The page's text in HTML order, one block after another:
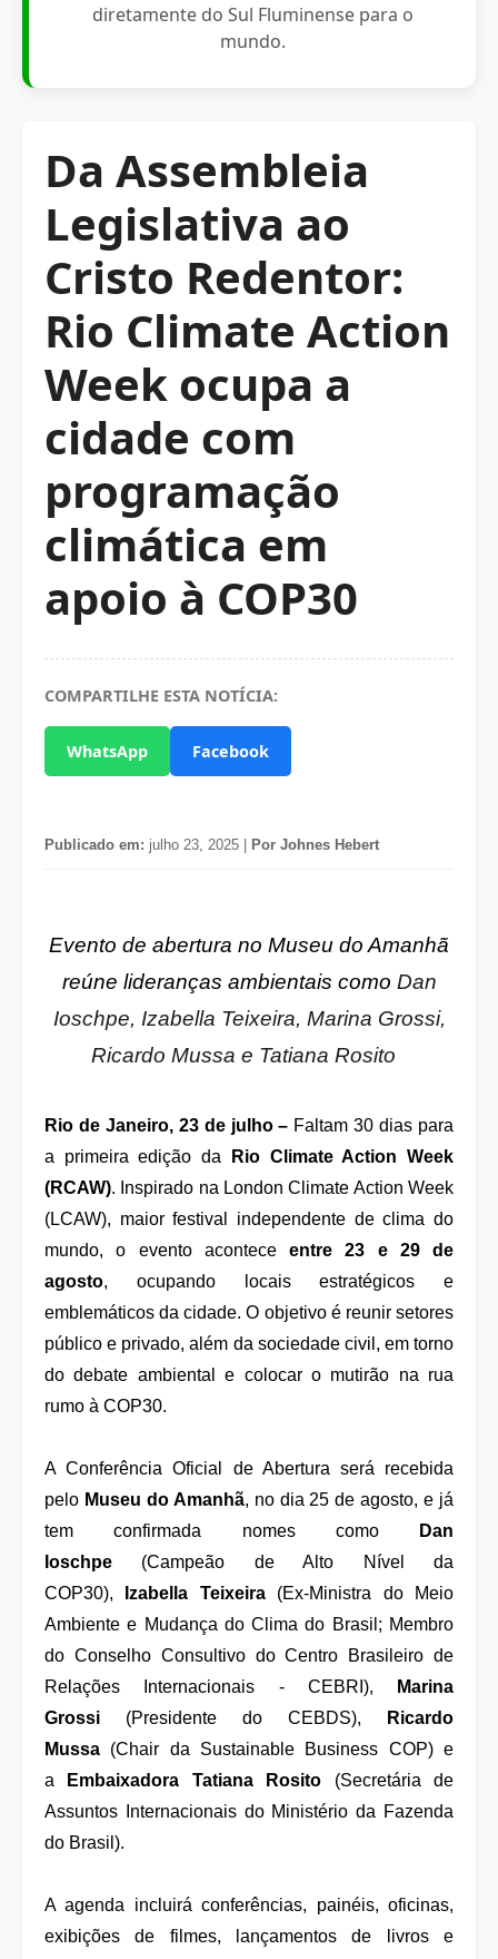
diretamente do Sul Fluminense para o
mundo.
Da Assembleia
Legislativa ao
Cristo Redentor:
Rio Climate Action
Week ocupa a
cidade com
programação
climática em
apoio à COP30
COMPARTILHE ESTA NOTÍCIA:
WhatsApp Facebook
Publicado em: julho 23, 2025 | Por Johnes Hebert
Evento de abertura no Museu do Amanhã
reúne lideranças ambientais como Dan
Ioschpe, Izabella Teixeira, Marina Grossi,
Ricardo Mussa e Tatiana Rosito
Rio de Janeiro, 23 de julho – Faltam 30 dias para
a primeira edição da
Rio Climate Action Week
(RCAW). Inspirado na London Climate Action Week
(LCAW), maior festival independente de clima do
mundo, o evento acontece entre 23 e 29 de
agosto, ocupando locais estratégicos e
emblemáticos da cidade. O objetivo é reunir setores
público e privado, além da sociedade civil, em torno
do debate ambiental e colocar o mutirão na rua
rumo à COP30.
A Conferência Oficial de Abertura será recebida
pelo Museu do Amanhã, no dia 25 de agosto, e já
tem confirmada nomes como
Dan
Ioschpe (Campeão de Alto Nível da
COP30),
Izabella Teixeira(Ex-Ministra do Meio
Ambiente e Mudança do Clima do Brasil; Membro
do Conselho Consultivo do Centro Brasileiro de
Relações Internacionais - CEBRI), Marina
Grossi (Presidente do CEBDS),
Ricardo
Mussa (Chair da Sustainable Business COP) e
a
Embaixadora Tatiana Rosito (Secretária de
Assuntos Internacionais do Ministério da Fazenda
do Brasil).
A agenda incluirá conferências, painéis, oficinas,
exibições de filmes, lançamentos de livros e